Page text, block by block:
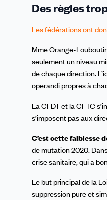
Des règles
Les fédérations ont
Mme Orange-
seulement un niveau
de chaque direction.
operandi propres à
La CFDT et la CFTC
s’imposent pas aux
C’est cette faiblesse
de mutation 2020.
crise sanitaire, qui a
Le but principal de la
suppression pure et